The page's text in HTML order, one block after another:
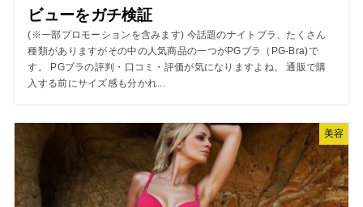
ビューをガチ検証
(※一部プロモーションを含みます) 今話題のナイトブラ、たくさん
種類がありますがその中の人気商品の一つがPGブラ（PG-Bra)で
す。 PGブラの評判・口コミ・評価が気になりますよね。 通販で購
入する前にサイズ感も分かれ...
美容